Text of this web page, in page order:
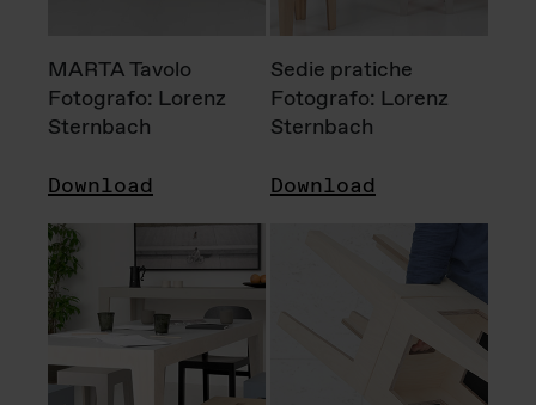
MARTA Tavolo
Fotografo: Lorenz
Sternbach
Download
Sedie pratiche
Fotografo: Lorenz
Sternbach
Download